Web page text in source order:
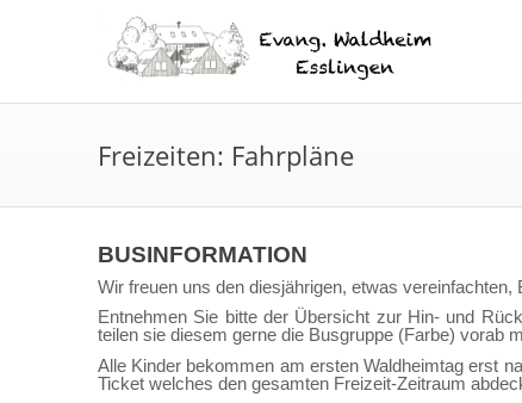
Freizeiten: Fahrpläne
BUSINFORMATION
Wir freuen uns den diesjährigen, etwas vereinfachten,
Entnehmen Sie bitte der Übersicht zur Hin- und
teilen sie diesem gerne die Busgruppe (Farbe) vorab
Alle Kinder bekommen am ersten Waldheimtag erst
Ticket welches den gesamten Freizeit-Zeitraum